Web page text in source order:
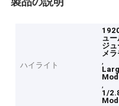
ハイライト
ュ
ジ
メ
,
,
1/